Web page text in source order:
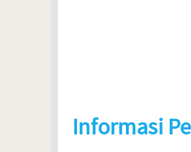
Informasi